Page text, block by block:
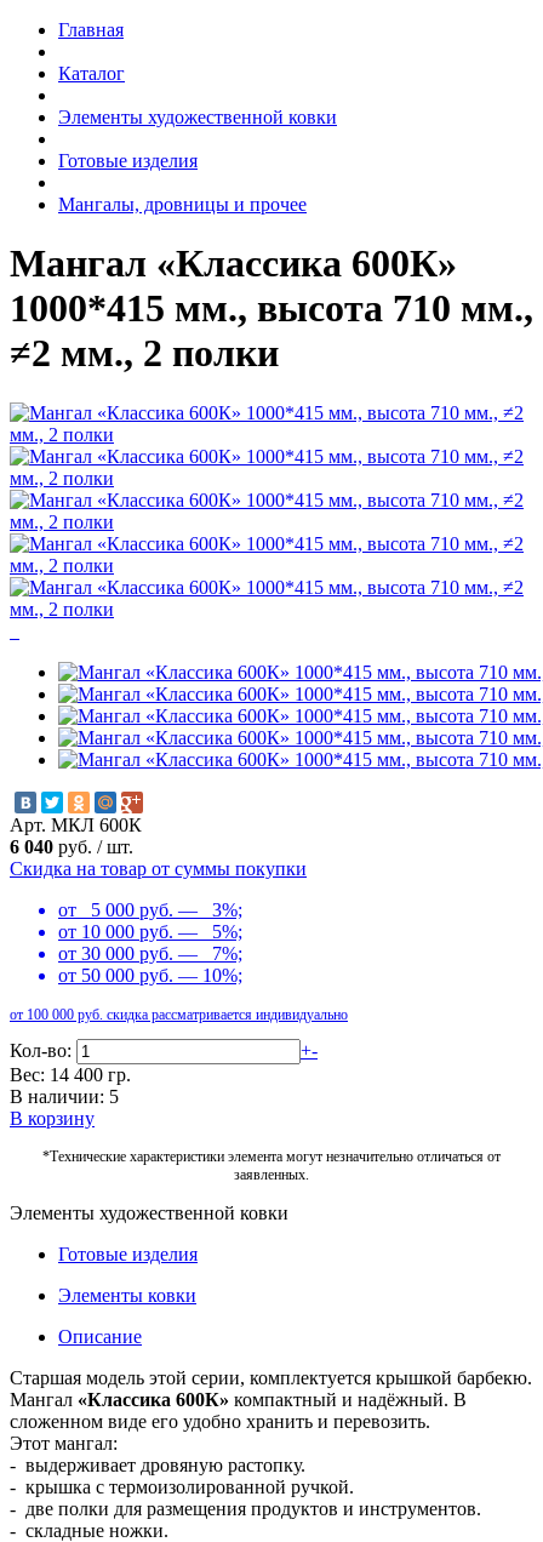
Главная
Каталог
Элементы художественной ковки
Готовые изделия
Мангалы, дровницы и прочее
Мангал «Классика 600К»
1000*415 мм., высота 710 мм.,
≠2 мм., 2 полки
Арт. МКЛ 600К
6 040 руб. /шт.
Скидка на товар от суммы покупки
от 5 000 руб. — 3%;
от 10 000 руб. — 5%;
от 30 000 руб. — 7%;
от 50 000 руб. — 10%;
от 100 000 руб. скидка рассматривается индивидуально
Кол-во: +-
Вес: 14 400 гр.
В наличии: 5
В корзину
*Технические характеристики элемента могут незначительно отличаться от
заявленных.
Элементы художественной ковки
Готовые изделия
Элементы ковки
Описание
Старшая модель этой серии, комплектуется крышкой барбекю.
Мангал «Классика 600К» компактный и надёжный. В
сложенном виде его удобно хранить и перевозить.
Этот мангал:
- выдерживает дровяную растопку.
- крышка с термоизолированной ручкой.
- две полки для размещения продуктов и инструментов.
- складные ножки.